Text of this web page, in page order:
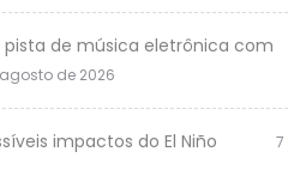
pista de música eletrônica com
de 2026
impactos do El Niño
7